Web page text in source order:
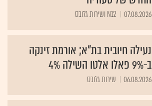
07.08.2026 N12 ושירות גלובס
נעילה חיובית בת"א; אורמת זינקה
ב-9% פאלו אלטו השילה 4%
06.08.2026 שירות גלובס